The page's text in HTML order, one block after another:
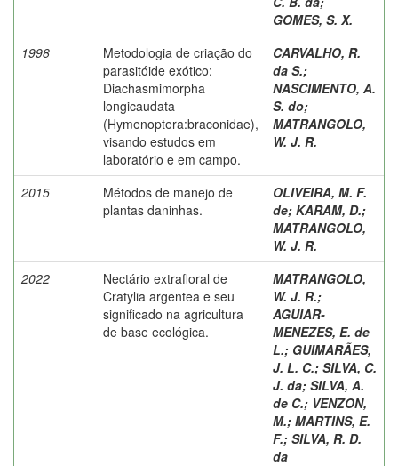
GOMES, S. X.
1998
Metodologia de criação do
parasitóide exótico:
Diachasmimorpha
longicaudata
(Hymenoptera:braconidae),
visando estudos em
laboratório e em campo.
CARVALHO, R.
da S.;
NASCIMENTO, A.
S. do;
MATRANGOLO,
W. J. R.
2015
Métodos de manejo de
plantas daninhas.
OLIVEIRA, M. F.
de; KARAM, D.;
MATRANGOLO,
W. J. R.
2022
Nectário extrafloral de
Cratylia argentea e seu
significado na agricultura
de base ecológica.
MATRANGOLO,
W. J. R.;
AGUIAR-
MENEZES, E. de
L.; GUIMARÃES,
J. L. C.; SILVA, C.
J. da; SILVA, A.
de C.; VENZON,
M.; MARTINS, E.
F.; SILVA, R. D.
da